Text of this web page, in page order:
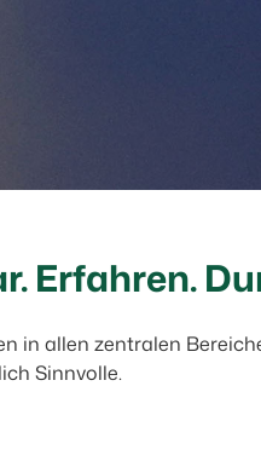
Erfahren.
in allen zentralen
Sinnvolle.